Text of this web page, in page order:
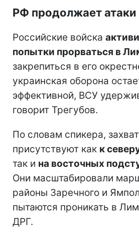
РФ продолжает атаки
Российские войска
попытки прорваться в
закрепиться в его
украинская оборона
эффективной, ВСУ
говорит Трегубов.
По словам спикера,
присутствуют как к
так и на восточных
Они масштабировали
районы Заречного и
пытаются проникать в
ДРГ.